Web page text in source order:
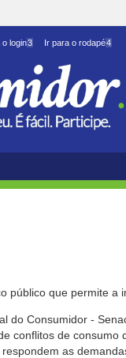
o login3 Ir para o rodapé4
público que permite a
do Consumidor -
conflitos de
as